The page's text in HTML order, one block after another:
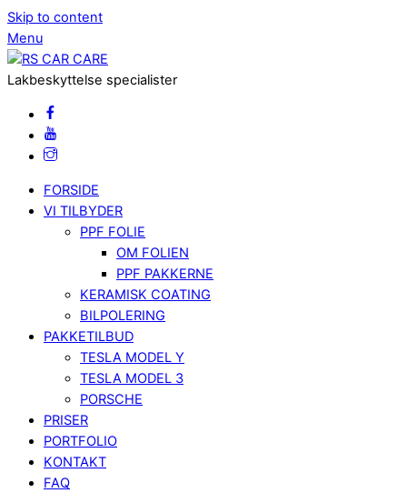
Skip to content
Menu
Lakbeskyttelse specialister
FORSIDE
VI TILBYDER
PPF FOLIE
OM FOLIEN
PPF PAKKERNE
KERAMISK COATING
BILPOLERING
PAKKETILBUD
TESLA MODEL Y
TESLA MODEL 3
PORSCHE
PRISER
PORTFOLIO
KONTAKT
FAQ